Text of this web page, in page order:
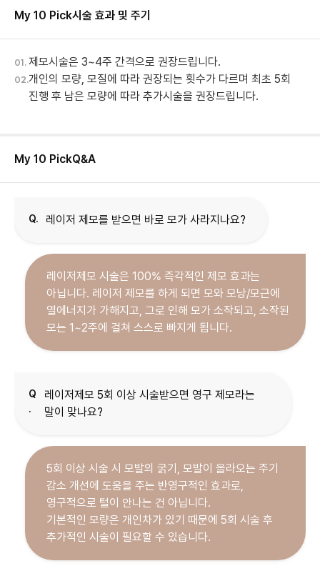
My 10 Pick시술 효과 및 주기
01. 제모시술은 3~4주 간격으로 권장드립니다.
02.개인의 모량, 모질에 따라 권장되는 횟수가 다르며 최초 5회
진행 후 남은 모량에 따라 추가시술을 권장드립니다.
My 10 PickQ&A
Q. 레이저 제모를 받으면 바로 모가 사라지나요?
레이저제모 시술은 100% 즉각적인 제모 효과는
아닙니다. 레이저 제모를 하게 되면 모와 모낭/모근에
열에너지가 가해지고, 그로 인해 모가 소작되고, 소작된
모는 1~2주에 걸쳐 스스로 빠지게 됩니다.
Q
.
레이저제모 5회 이상 시술받으면 영구 제모라는
말이 맞나요?
5회 이상 시술 시 모발의 굵기, 모발이 올라오는 주기
감소 개선에 도움을 주는 반영구적인 효과로,
영구적으로 털이 안나는 건 아닙니다.
기본적인 모량은 개인차가 있기 때문에 5회 시술 후
추가적인 시술이 필요할 수 있습니다.